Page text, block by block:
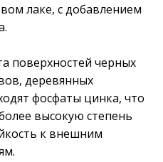
лаке, с добавлением
поверхностей черных
деревянных
фосфаты цинка, что
высокую степень
к внешним